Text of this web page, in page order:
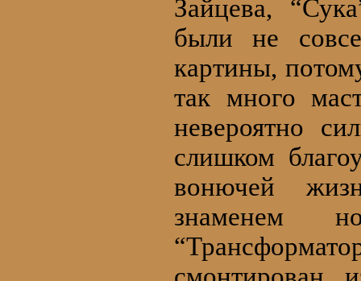
Зайцева,
были не
картины,
так много
невероятно
слишком
вонючей
знаменем